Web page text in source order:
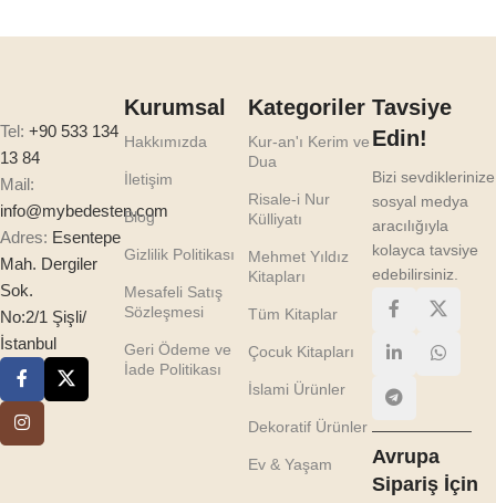
Tel: +90 533 134
13 84
Mail:
info@mybedesten.com
Adres: Esentepe
Mah. Dergiler
Sok.
No:2/1 Şişli/
İstanbul
Kurumsal
Hakkımızda
İletişim
Blog
Gizlilik Politikası
Mesafeli Satış
Sözleşmesi
Geri Ödeme ve
İade Politikası
Kategoriler
Kur-an'ı Kerim ve
Dua
Risale-i Nur
Külliyatı
Mehmet Yıldız
Kitapları
Tüm Kitaplar
Çocuk Kitapları
İslami Ürünler
Dekoratif Ürünler
Ev & Yaşam
Tavsiye
Edin!
Bizi sevdiklerinize
sosyal medya
aracılığıyla
kolayca tavsiye
edebilirsiniz.
Avrupa
Sipariş İçin